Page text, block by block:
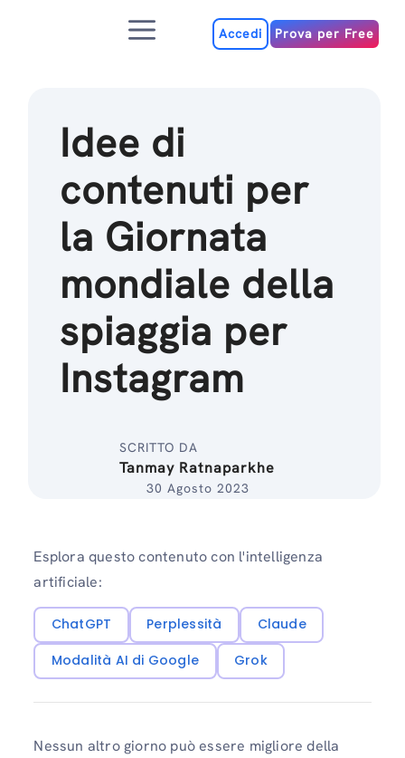
MenuAccedi Prova per Free
Idee di
contenuti per
la Giornata
mondiale della
spiaggia per
Instagram
SCRITTO DA
Tanmay Ratnaparkhe
30 Agosto 2023
Esplora questo contenuto con l'intelligenza
artificiale:
ChatGPT Perplessità
Claude
Modalità AI di Google
Grok
Nessun altro giorno può essere migliore della